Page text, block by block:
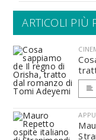
ARTICOLI PIÙ